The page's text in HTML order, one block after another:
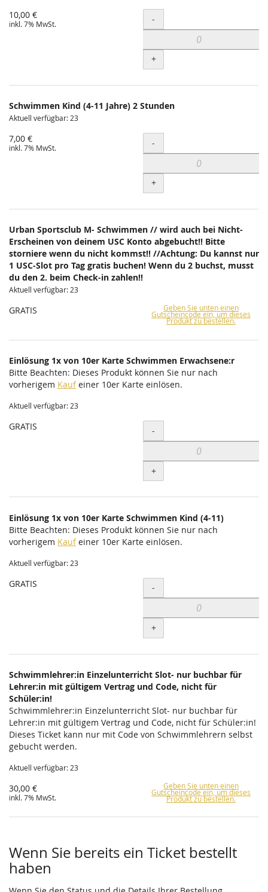
10,00 €
inkl. 7% MwSt. Menge
-
+
Schwimmen Kind (4-11 Jahre) 2 Stunden
Aktuell verfügbar: 23
7,00 €
inkl. 7% MwSt. Menge
-
+
Urban Sportsclub M- Schwimmen // wird auch bei Nicht-
Erscheinen von deinem USC Konto abgebucht!! Bitte
storniere wenn du nicht kommst!! //Achtung: Du kannst nur
1 USC-Slot pro Tag gratis buchen! Wenn du 2 buchst, musst
du den 2. beim Check-in zahlen!!
Aktuell verfügbar: 23
GRATIS Geben Sie unten einen
Gutscheincode ein, um dieses
Produkt zu bestellen.
Einlösung 1x von 10er Karte Schwimmen Erwachsene:r
Bitte Beachten: Dieses Produkt können Sie nur nach
vorherigem Kaufeiner 10er Karte einlösen.
Aktuell verfügbar: 23
GRATIS Menge
-
+
Einlösung 1x von 10er Karte Schwimmen Kind (4-11)
Bitte Beachten: Dieses Produkt können Sie nur nach
vorherigem Kaufeiner 10er Karte einlösen.
Aktuell verfügbar: 23
GRATIS Menge
-
+
Schwimmlehrer:in Einzelunterricht Slot- nur buchbar für
Lehrer:in mit gültigem Vertrag und Code, nicht für
Schüler:in!
Schwimmlehrer:in Einzelunterricht Slot- nur buchbar für
Lehrer:in mit gültigem Vertrag und Code, nicht für Schüler:in!
Dieses Ticket kann nur mit Code von Schwimmlehrern selbst
gebucht werden.
Aktuell verfügbar: 23
30,00 €
inkl. 7% MwSt.
Geben Sie unten einen
Gutscheincode ein, um dieses
Produkt zu bestellen.
Wenn Sie bereits ein Ticket bestellt
haben